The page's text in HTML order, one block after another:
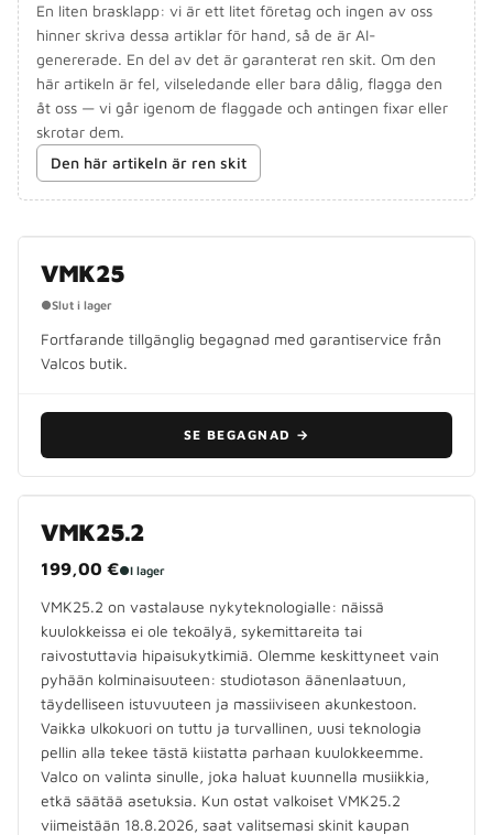
En liten brasklapp: vi är ett litet företag och ingen av oss
hinner skriva dessa artiklar för hand, så de är AI-
genererade. En del av det är garanterat ren skit. Om den
här artikeln är fel, vilseledande eller bara dålig, flagga den
åt oss — vi går igenom de flaggade och antingen fixar eller
skrotar dem.
Den här artikeln är ren skit
VMK25
●Slut i lager
Fortfarande tillgänglig begagnad med garantiservice från
Valcos butik.
SE BEGAGNAD →
VMK25.2
199,00 €●I lager
VMK25.2 on vastalause nykyteknologialle: näissä
kuulokkeissa ei ole tekoälyä, sykemittareita tai
raivostuttavia hipaisukytkimiä. Olemme keskittyneet vain
pyhään kolminaisuuteen: studiotason äänenlaatuun,
täydelliseen istuvuuteen ja massiiviseen akunkestoon.
Vaikka ulkokuori on tuttu ja turvallinen, uusi teknologia
pellin alla tekee tästä kiistatta parhaan kuulokkeemme.
Valco on valinta sinulle, joka haluat kuunnella musiikkia,
etkä säätää asetuksia. Kun ostat valkoiset VMK25.2
viimeistään 18.8.2026, saat valitsemasi skinit kaupan